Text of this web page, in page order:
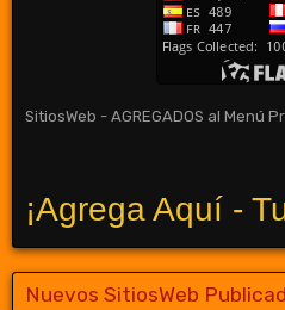
SitiosWeb - AGREGADOS al Menú
¡Agrega Aquí -
Nuevos SitiosWeb